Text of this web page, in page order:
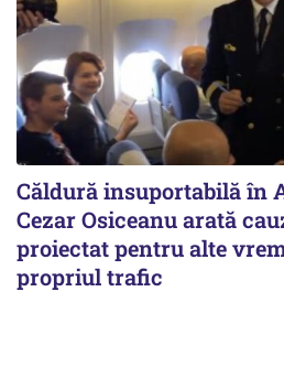
Căldură insuportabilă în
Cezar Osiceanu arată
proiectat pentru alte
propriul trafic